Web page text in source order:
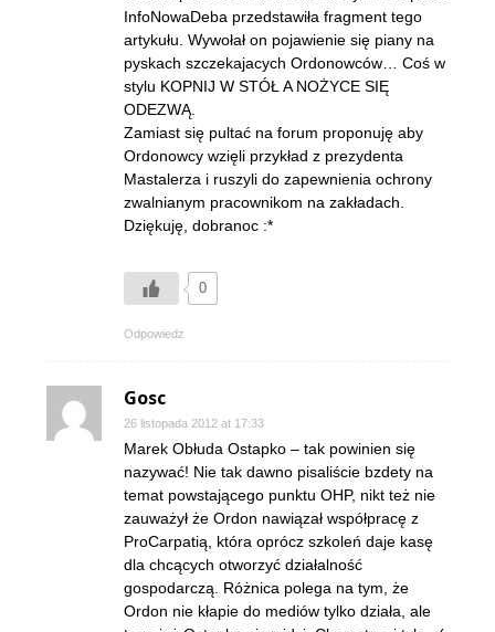
InfoNowaDeba przedstawiła fragment tego
artykułu. Wywołał on pojawienie się piany na
pyskach szczekajacych Ordonowców… Coś w
stylu KOPNIJ W STÓŁ A NOŻYCE SIĘ
ODEZWĄ.
Zamiast się pultać na forum proponuję aby
Ordonowcy wzięli przykład z prezydenta
Mastalerza i ruszyli do zapewnienia ochrony
zwalnianym pracownikom na zakładach.
Dziękuję, dobranoc :*
0
Odpowiedz
Gosc
26 listopada 2012 at 17:33
Marek Obłuda Ostapko – tak powinien się
nazywać! Nie tak dawno pisaliście bzdety na
temat powstającego punktu OHP, nikt też nie
zauważył że Ordon nawiązał współpracę z
ProCarpatią, która oprócz szkoleń daje kasę
dla chcących otworzyć działalność
gospodarczą. Różnica polega na tym, że
Ordon nie kłapie do mediów tylko działa, ale